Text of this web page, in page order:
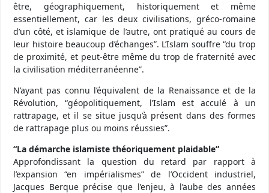
être, géographiquement, historiquement et même
essentiellement, car les deux civilisations, gréco-romaine
d’un côté, et islamique de l’autre, ont pratiqué au cours de
leur histoire beaucoup d’échanges”. L’Islam souffre “du trop
de proximité, et peut-être même du trop de fraternité avec
la civilisation méditerranéenne”.
N’ayant pas connu l’équivalent de la Renaissance et de la
Révolution, “géopolitiquement, l’Islam est acculé à un
rattrapage, et il se situe jusqu’à présent dans des formes
de rattrapage plus ou moins réussies”.
“La démarche islamiste théoriquement plaidable”
Approfondissant la question du retard par rapport à
l’expansion “en impérialismes” de l’Occident industriel,
Jacques Berque précise que l’enjeu, à l’aube des années